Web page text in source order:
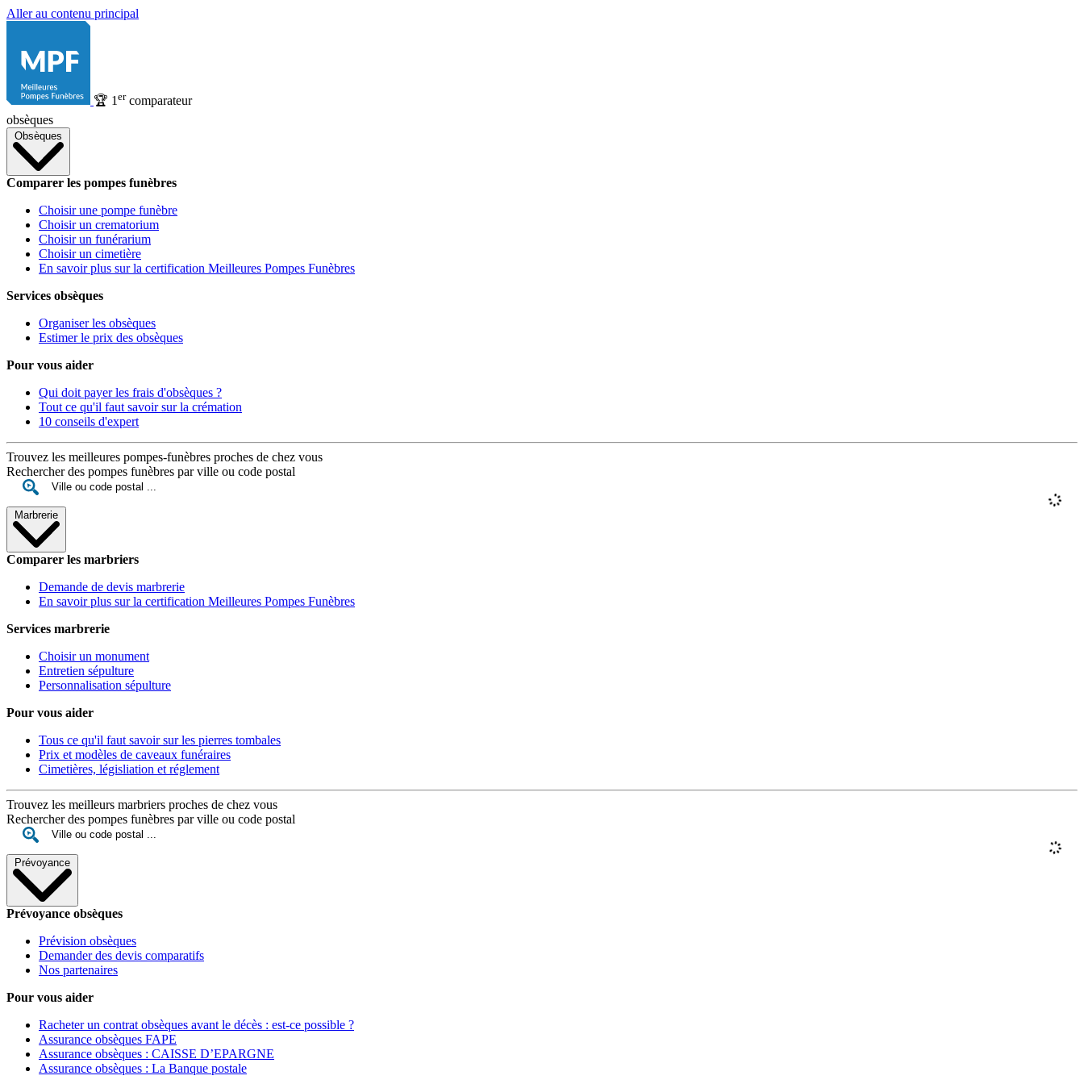
Aller au contenu principal
🏆 1 ercomparateur
obsèques
Obsèques
Comparer les pompes funèbres
Choisir une pompe funèbre
Choisir un crematorium
Choisir un funérarium
Choisir un cimetière
En savoir plus sur la certification Meilleures Pompes Funèbres
Services obsèques
Organiser les obsèques
Estimer le prix des obsèques
Pour vous aider
Qui doit payer les frais d'obsèques ?
Tout ce qu'il faut savoir sur la crémation
10 conseils d'expert
Trouvez les meilleures pompes-funèbres proches de chez vous
Rechercher des pompes funèbres par ville ou code postal
Marbrerie
Comparer les marbriers
Demande de devis marbrerie
En savoir plus sur la certification Meilleures Pompes Funèbres
Services marbrerie
Choisir un monument
Entretien sépulture
Personnalisation sépulture
Pour vous aider
Tous ce qu'il faut savoir sur les pierres tombales
Prix et modèles de caveaux funéraires
Cimetières, législiation et réglement
Trouvez les meilleurs marbriers proches de chez vous
Rechercher des pompes funèbres par ville ou code postal
Prévoyance
Prévoyance obsèques
Prévision obsèques
Demander des devis comparatifs
Nos partenaires
Pour vous aider
Racheter un contrat obsèques avant le décès : est-ce possible ?
Assurance obsèques FAPE
Assurance obsèques : CAISSE D’EPARGNE
Assurance obsèques : La Banque postale